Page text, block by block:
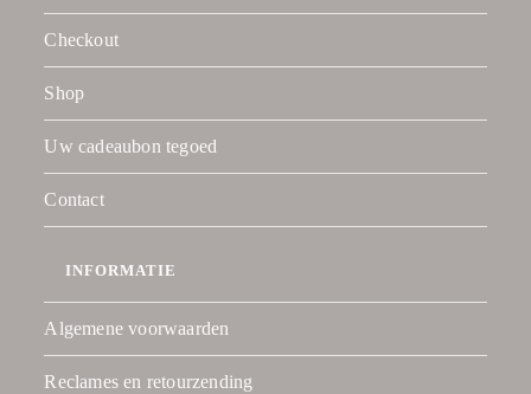
Checkout
Shop
Uw cadeaubon tegoed
Contact
INFORMATIE
Algemene voorwaarden
Reclames en retourzending